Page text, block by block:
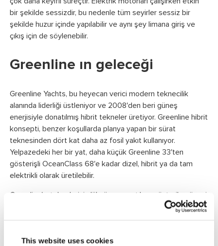
This website uses cookies
bir şekilde sessizdir, bu nedenle tüm seyirler sessiz bir
şekilde huzur içinde yapılabilir ve aynı şey limana giriş ve
çıkış için de söylenebilir.
Greenline ın geleceği
Greenline Yachts, bu heyecan verici modern teknecilik
alanında liderliği üstleniyor ve 2008'den beri güneş
enerjisiyle donatılmış hibrit tekneler üretiyor. Greenline hibrit
konsepti, benzer koşullarda planya yapan bir sürat
teknesinden dört kat daha az fosil yakıt kullanıyor.
Yelpazedeki her bir yat, daha küçük Greenline 33'ten
gösterişli OceanClass 68'e kadar dizel, hibrit ya da tam
elektrikli olarak üretilebilir.
Greenline'ın teknelerinin lüksü ve ayrıntılara gösterilen özeni
onları daha da değerli kılıyor. Yeni teknolojinin benimsenmesi
Tekneler şık, çağdaş ve sağlam yüksek teknoloji gövdelerle